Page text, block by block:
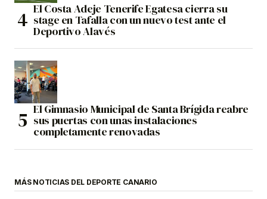
El Costa Adeje Tenerife Egatesa cierra su
stage en Tafalla con un nuevo test ante el
Deportivo Alavés
El Gimnasio Municipal de Santa Brígida reabre
sus puertas con unas instalaciones
completamente renovadas
MÁS NOTICIAS DEL DEPORTE CANARIO